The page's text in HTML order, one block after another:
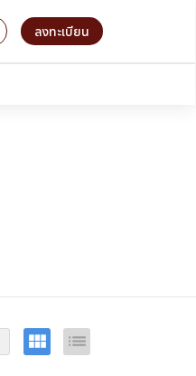
ลงทะเบียน
view_module list